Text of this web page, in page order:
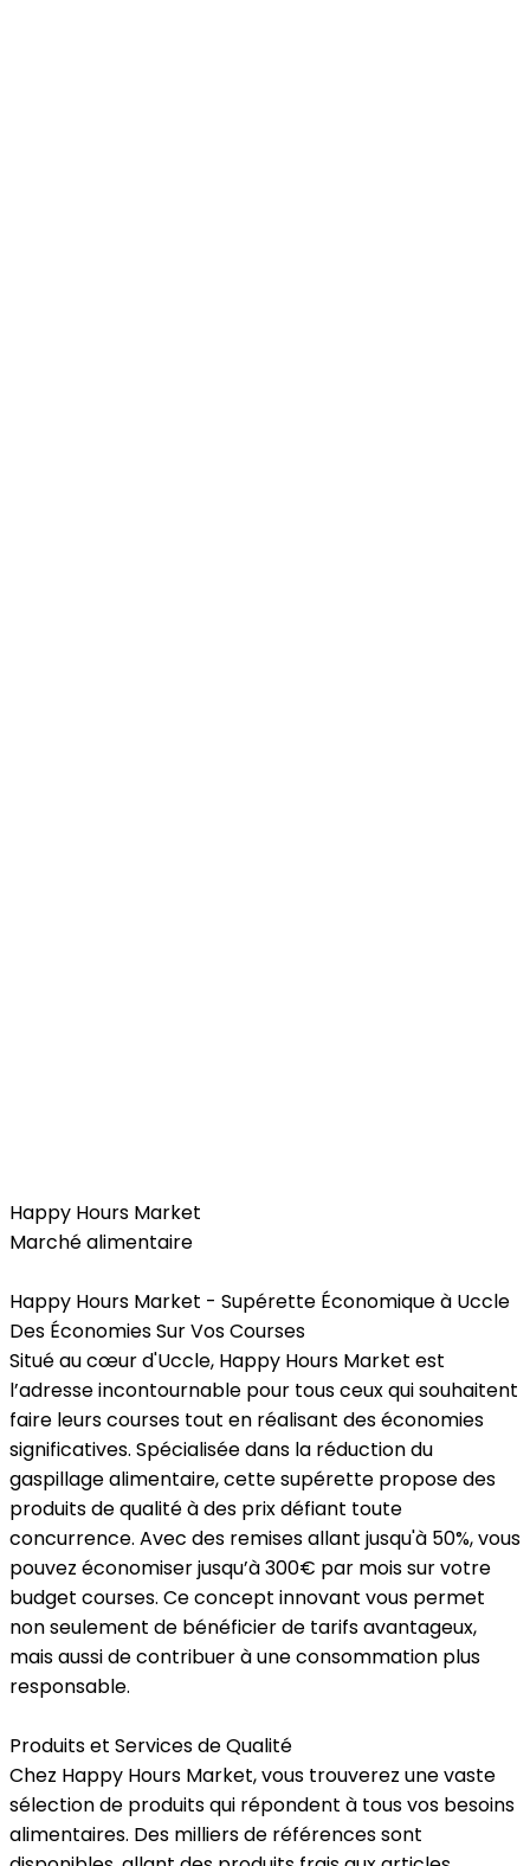
Happy Hours Market
Marché alimentaire
Happy Hours Market - Supérette Économique à Uccle
Des Économies Sur Vos Courses
Situé au cœur d'Uccle, Happy Hours Market est
l’adresse incontournable pour tous ceux qui souhaitent
faire leurs courses tout en réalisant des économies
significatives. Spécialisée dans la réduction du
gaspillage alimentaire, cette supérette propose des
produits de qualité à des prix défiant toute
concurrence. Avec des remises allant jusqu'à 50%, vous
pouvez économiser jusqu’à 300€ par mois sur votre
budget courses. Ce concept innovant vous permet
non seulement de bénéficier de tarifs avantageux,
mais aussi de contribuer à une consommation plus
responsable.
Produits et Services de Qualité
Chez Happy Hours Market, vous trouverez une vaste
sélection de produits qui répondent à tous vos besoins
alimentaires. Des milliers de références sont